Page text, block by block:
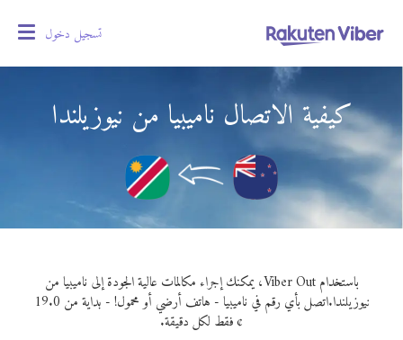
تسجيل دخول
كيفية الاتصال ناميبيا من نيوزيلندا
باستخدام Viber Out، يمكنك إجراء مكالمات عالية الجودة إلى ناميبيا من
نيوزيلندا.
اتصل بأي رقم في ناميبيا - هاتف أرضي أو محمول! - بداية من 19.0
¢ فقط لكل دقيقة.